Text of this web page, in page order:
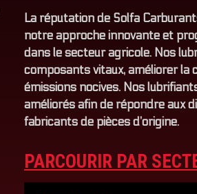
La réputation de Solfa
notre approche innovante et
dans le secteur agricole. Nos
composants vitaux, améliorer
émissions nocives. Nos
améliorés afin de répondre aux
fabricants de pièces d’origine.
PARCOURIR PAR